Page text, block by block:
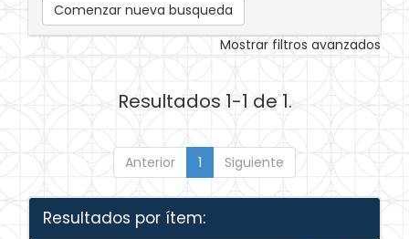
Comenzar nueva busqueda
Mostrar filtros avanzados
Resultados 1-1 de 1.
Anterior 1 Siguiente
Resultados por ítem: